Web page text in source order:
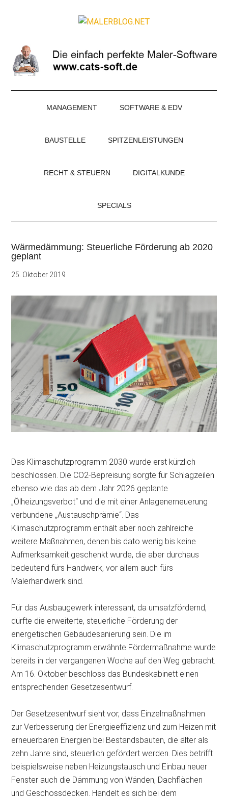
Magazin
für
Maler
und
MANAGEMENT SOFTWARE & EDV
BAUSTELLE SPITZENLEISTUNGEN
RECHT & STEUERN DIGITALKUNDE
SPECIALS
Wärmedämmung: Steuerliche Förderung ab 2020
geplant
25. Oktober 2019
Das Klimaschutzprogramm 2030 wurde erst kürzlich
beschlossen. Die CO2-Bepreisung sorgte für Schlagzeilen
ebenso wie das ab dem Jahr 2026 geplante
„Ölheizungsverbot“ und die mit einer Anlagenerneuerung
verbundene „Austauschprämie“. Das
Klimaschutzprogramm enthält aber noch zahlreiche
weitere Maßnahmen, denen bis dato wenig bis keine
Aufmerksamkeit geschenkt wurde, die aber durchaus
bedeutend fürs Handwerk, vor allem auch fürs
Malerhandwerk sind.
Für das Ausbaugewerk interessant, da umsatzfördernd,
dürfte die erweiterte, steuerliche Förderung der
energetischen Gebäudesanierung sein. Die im
Klimaschutzprogramm erwähnte Fördermaßnahme wurde
bereits in der vergangenen Woche auf den Weg gebracht.
Am 16. Oktober beschloss das Bundeskabinett einen
entsprechenden Gesetzesentwurf.
Der Gesetzesentwurf sieht vor, dass Einzelmaßnahmen
zur Verbesserung der Energieeffizienz und zum Heizen mit
erneuerbaren Energien bei Bestandsbauten, die älter als
zehn Jahre sind, steuerlich gefördert werden. Dies betrifft
beispielsweise neben Heizungstausch und Einbau neuer
Fenster auch die Dämmung von Wänden, Dachflächen
und Geschossdecken. Handelt es sich bei dem